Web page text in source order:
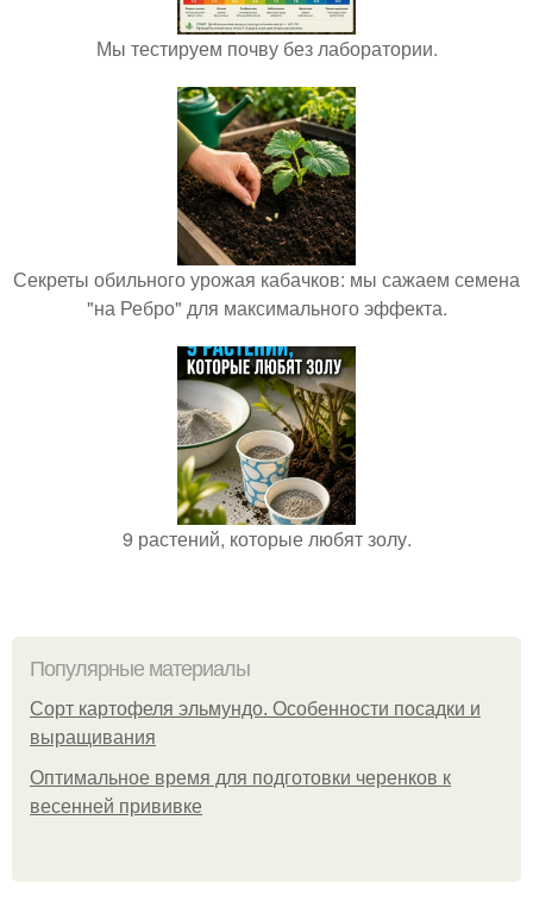
Мы тестируем почву без лаборатории.
Секреты обильного урожая кабачков: мы сажаем семена
"на Ребро" для максимального эффекта.
9 растений, которые любят золу.
Популярные материалы
Сорт картофеля эльмундо. Особенности посадки и
выращивания
Оптимальное время для подготовки черенков к
весенней прививке